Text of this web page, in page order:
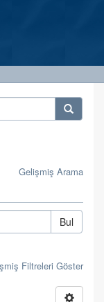
Gelişmiş Arama
Bul
Filtreleri Göster